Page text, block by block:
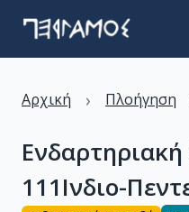
Αρχική › Πλοήγηση
111Ινδιο-